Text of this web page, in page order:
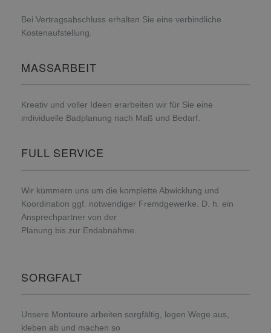
Bei Vertragsabschluss erhalten Sie eine verbindliche
Kostenaufstellung.
MASSARBEIT
Kreativ und voller Ideen erarbeiten wir für Sie eine
individuelle Badplanung nach Maß und Bedarf.
FULL SERVICE
Wir kümmern uns um die komplette Abwicklung und
Koordination ggf. notwendiger Fremdgewerke. D. h. ein
Ansprechpartner von der
Planung bis zur Endabnahme.
SORGFALT
Unsere Monteure arbeiten sorgfältig, legen Wege aus,
kleben ab und machen so